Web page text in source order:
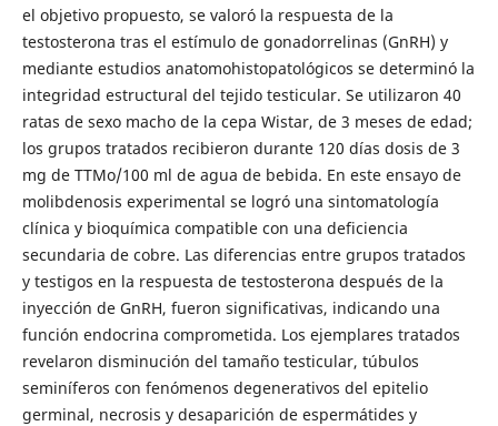
el objetivo propuesto, se valoró la respuesta de la
testosterona tras el estímulo de gonadorrelinas (GnRH) y
mediante estudios anatomohistopatológicos se determinó la
integridad estructural del tejido testicular. Se utilizaron 40
ratas de sexo macho de la cepa Wistar, de 3 meses de edad;
los grupos tratados recibieron durante 120 días dosis de 3
mg de TTMo/100 ml de agua de bebida. En este ensayo de
molibdenosis experimental se logró una sintomatología
clínica y bioquímica compatible con una deficiencia
secundaria de cobre. Las diferencias entre grupos tratados
y testigos en la respuesta de testosterona después de la
inyección de GnRH, fueron significativas, indicando una
función endocrina comprometida. Los ejemplares tratados
revelaron disminución del tamaño testicular, túbulos
seminíferos con fenómenos degenerativos del epitelio
germinal, necrosis y desaparición de espermátides y